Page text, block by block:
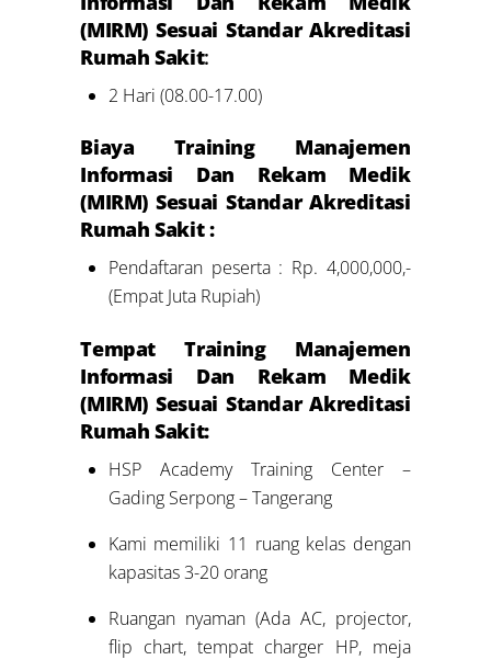
(MIRM) Sesuai Standar Akreditasi
Rumah Sakit:
2 Hari (08.00-17.00)
Biaya Training Manajemen
Informasi Dan Rekam Medik
(MIRM) Sesuai Standar Akreditasi
Rumah Sakit :
Pendaftaran peserta : Rp. 4,000,000,-
(Empat Juta Rupiah)
Tempat Training Manajemen
Informasi Dan Rekam Medik
(MIRM) Sesuai Standar Akreditasi
Rumah Sakit:
HSP Academy Training Center –
Gading Serpong – Tangerang
Kami memiliki 11 ruang kelas dengan
kapasitas 3-20 orang
Ruangan nyaman (Ada AC, projector,
flip chart, tempat charger HP, meja